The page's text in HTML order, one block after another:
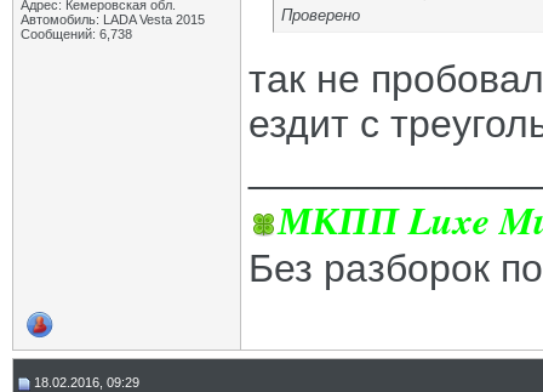
Адрес: Кемеровская обл.
Автомобиль: LADA Vesta 2015
Сообщений: 6,738
Проверено
так не
ездит с
МКПП Luxe
Без разборок
18.02.2016, 09:29